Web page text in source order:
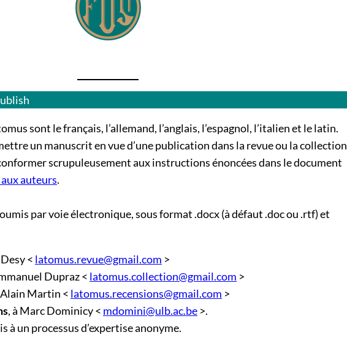
sont le français, l’allemand, l’anglais, l’espagnol, l’italien et le latin.
un manuscrit en vue d’une publication dans la revue ou la collection
scrupuleusement aux instructions énoncées dans le document
auteurs.
par voie électronique, sous format .docx (à défaut .doc ou .rtf) et
< latomus.revue@gmail.com >
Dupraz < latomus.collection@gmail.com >
Alain Martin < latomus.recensions@gmail.com >
, à Marc Dominicy < mdomini@ulb.ac.be >.
à un processus d’expertise anonyme.